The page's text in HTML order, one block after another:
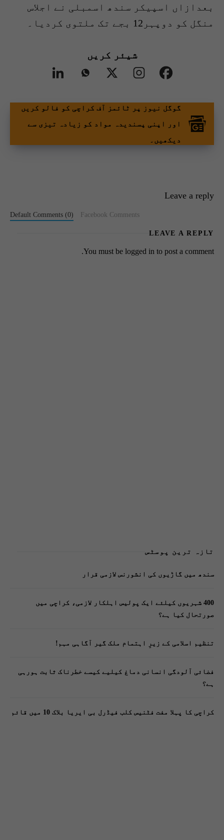
بعدازاں اسپیکر سندھ اسمبلی نے اجلاس
منگل کو دوپہر12 بجے تک ملتوی کردیا۔
شیئر کریں
گوگل نیوز پر ٹائمز آف کراچی کو فالو کریں
اور اپنی پسندیدہ مواد کو زیادہ تیزی سے
دیکھیں۔
Leave a reply
Default Comments (0) Facebook Comments
LEAVE A REPLY
You must be logged in to post a comment.
تازہ ترین پوسٹس
سندھ میں گاڑیوں کی انشورنس لازمی قرار
400 شہریوں کیلئے ایک پولیس اہلکار لازمی، کراچی میں
صورتحال کیا ہے؟
تنظیم اسلامی کے زیرِ اہتمام ملک گیر آگاہی مہم!
فضائی آلودگی انسانی دماغ کیلیے کیسے خطرناک ثابت ہورہی
ہے؟
کراچی کا پہلا مفت فٹنیس کلب فیڈرل بی ایریا بلاک 10 میں قائم